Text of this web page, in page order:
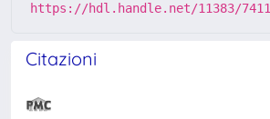
https://hdl.handle.net/11383/7411
Citazioni